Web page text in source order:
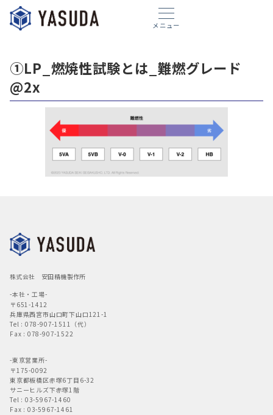
メニュー
①LP_燃焼性試験とは_難燃グレード
@2x
株式会社 安田精機製作所
-本社・工場-
〒651-1412
兵庫県西宮市山口町下山口121-1
Tel : 078-907-1511（代）
Fax : 078-907-1522
-東京営業所-
〒175-0092
東京都板橋区赤塚6丁目6-32
サニーヒルズ下赤塚1階
Tel : 03-5967-1460
Fax : 03-5967-1461